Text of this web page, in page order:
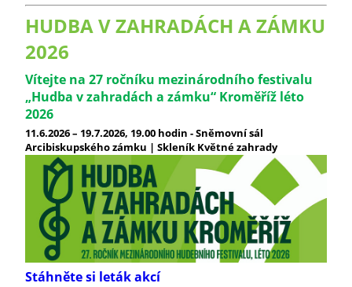
HUDBA V ZAHRADÁCH A ZÁMKU
2026
Vítejte na 27 ročníku mezinárodního festivalu
„Hudba v zahradách a zámku“ Kroměříž léto
2026
11.6.2026 – 19.7.2026, 19.00 hodin - Sněmovní sál
Arcibiskupského zámku | Skleník Květné zahrady
Stáhněte si leták akcí